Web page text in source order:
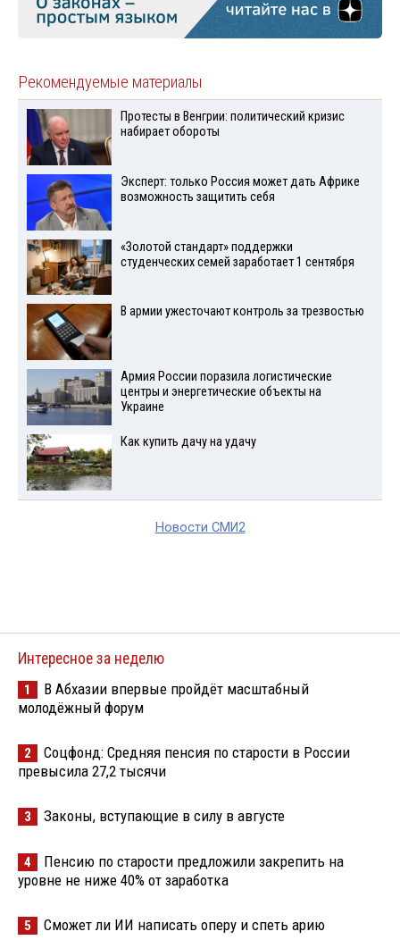
Рекомендуемые материалы
Протесты в Венгрии: политический кризис
набирает обороты
Эксперт: только Россия может дать Африке
возможность защитить себя
«Золотой стандарт» поддержки
студенческих семей заработает 1 сентября
В армии ужесточают контроль за трезвостью
Армия России поразила логистические
центры и энергетические объекты на
Украине
Как купить дачу на удачу
Новости СМИ2
Интересное за неделю
1
В Абхазии впервые пройдёт масштабный
молодёжный форум
2
Соцфонд: Средняя пенсия по старости в России
превысила 27,2 тысячи
3 Законы, вступающие в силу в августе
4
Пенсию по старости предложили закрепить на
уровне не ниже 40% от заработка
5 Сможет ли ИИ написать оперу и спеть арию